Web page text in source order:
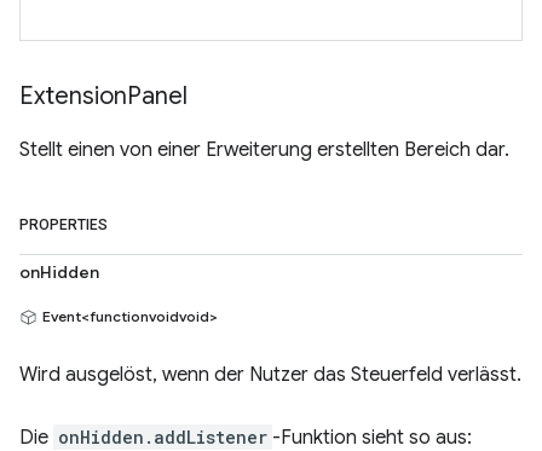
ExtensionPanel
Stellt einen von einer Erweiterung erstellten Bereich dar.
PROPERTIES
onHidden
Event<functionvoidvoid>
Wird ausgelöst, wenn der Nutzer das Steuerfeld verlässt.
Die onHidden.addListener -Funktion sieht so aus: